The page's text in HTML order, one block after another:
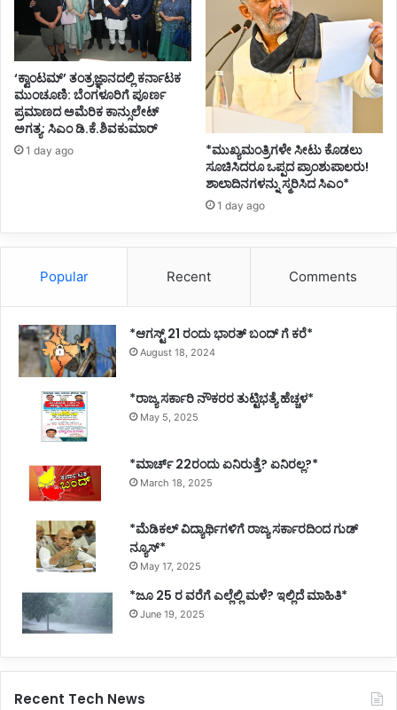
‘ಕ್ವಾಂಟಮ್’ ತಂತ್ರಜ್ಞಾನದಲ್ಲಿ ಕರ್ನಾಟಕ
ಮುಂಚೂಣಿ: ಬೆಂಗಳೂರಿಗೆ ಪೂರ್ಣ
ಪ್ರಮಾಣದ ಅಮೆರಿಕ ಕಾನ್ಸುಲೇಟ್
ಅಗತ್ಯ: ಸಿಎಂ ಡಿ.ಕೆ.ಶಿವಕುಮಾರ್
1 day ago
*ಮುಖ್ಯಮಂತ್ರಿಗಳೇ ಸೀಟು ಕೊಡಲು
ಸೂಚಿಸಿದರೂ ಒಪ್ಪದ ಪ್ರಾಂಶುಪಾಲರು!
ಶಾಲಾದಿನಗಳನ್ನು ಸ್ಮರಿಸಿದ ಸಿಎಂ*
1 day ago
Popular Recent Comments
*ಆಗಸ್ಟ್ 21 ರಂದು ಭಾರತ್‌ ಬಂದ್‌ ಗೆ ಕರೆ*
August 18, 2024
*ರಾಜ್ಯ ಸರ್ಕಾರಿ ನೌಕರರ ತುಟ್ಟಿಭತ್ಯೆ ಹೆಚ್ಚಳ*
May 5, 2025
*ಮಾರ್ಚ್ 22ರಂದು ಏನಿರುತ್ತೆ? ಏನಿರಲ್ಲ?*
March 18, 2025
*ಮೆಡಿಕಲ್ ವಿದ್ಯಾರ್ಥಿಗಳಿಗೆ ರಾಜ್ಯ ಸರ್ಕಾರದಿಂದ ಗುಡ್
ನ್ಯೂಸ್*
May 17, 2025
*ಜೂ 25 ರ ವರೆಗೆ ಎಲ್ಲೆಲ್ಲಿ ಮಳೆ? ಇಲ್ಲಿದೆ ಮಾಹಿತಿ*
June 19, 2025
Recent Tech News